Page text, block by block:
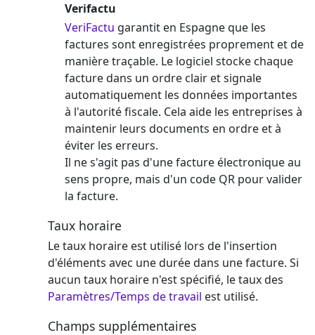
Verifactu
VeriFactu garantit en Espagne que les
factures sont enregistrées proprement et de
manière traçable. Le logiciel stocke chaque
facture dans un ordre clair et signale
automatiquement les données importantes
à l'autorité fiscale. Cela aide les entreprises à
maintenir leurs documents en ordre et à
éviter les erreurs.
Il ne s'agit pas d'une facture électronique au
sens propre, mais d'un code QR pour valider
la facture.
Taux horaire
Le taux horaire est utilisé lors de l'insertion
d'éléments avec une durée dans une facture. Si
aucun taux horaire n'est spécifié, le taux des
Paramètres/Temps de travail est utilisé.
Champs supplémentaires